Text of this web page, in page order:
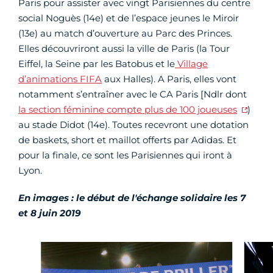
Paris pour assister avec vingt Parisiennes du centre
social Noguès (14e) et de l’espace jeunes le Miroir
(13e) au match d’ouverture au Parc des Princes.
Elles découvriront aussi la ville de Paris (la Tour
Eiffel, la Seine par les Batobus et le Village
d’animations FIFA aux Halles). A Paris, elles vont
notamment s’entraîner avec le CA Paris [Ndlr dont
la section féminine compte plus de 100 joueuses
)
au stade Didot (14e). Toutes recevront une dotation
de baskets, short et maillot offerts par Adidas. Et
pour la finale, ce sont les Parisiennes qui iront à
Lyon.
En images : le début de l'échange solidaire les 7
et 8 juin 2019